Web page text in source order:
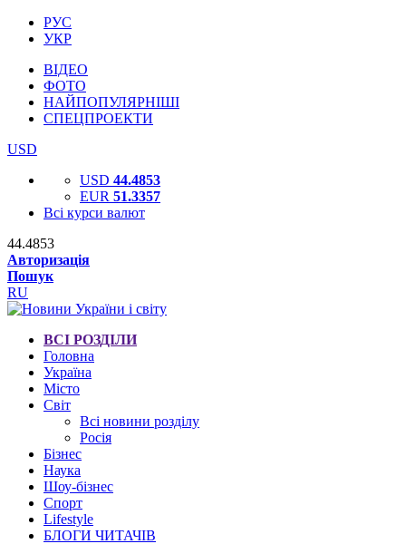
РУС
УКР
ВІДЕО
ФОТО
НАЙПОПУЛЯРНІШІ
СПЕЦПРОЕКТИ
USD
USD 44.4853
EUR 51.3357
Всі курси валют
44.4853
Авторизація
Пошук
RU
ВСІ РОЗДІЛИ
Головна
Україна
Місто
Світ
Всі новини розділу
Росія
Бізнес
Наука
Шоу-бізнес
Спорт
Lifestyle
БЛОГИ ЧИТАЧІВ